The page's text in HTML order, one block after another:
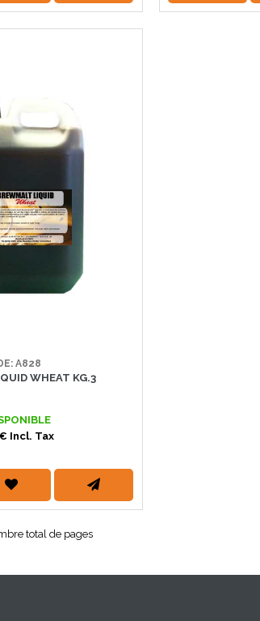
A828
WHEAT KG.3
Incl. Tax
total de pages